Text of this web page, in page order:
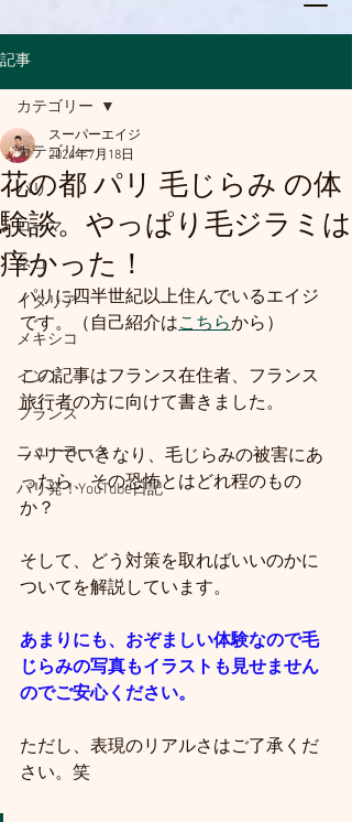
記事
カテゴリー
パリ
ローマ
ネコ
イタリア
メキシコ
インド
フランス
ニューヨーク
パリ発！YouTube日記
カテゴリー
花の都 パリ 毛じらみ の体
験談。やっぱり毛ジラミは
痒かった！
スーパーエイジ
2024年7月18日
パリに四半世紀以上住んでいるエイジ
です。（自己紹介はこちらから）
この記事はフランス在住者、フランス
旅行者の方に向けて書きました。
パリでいきなり、毛じらみの被害にあ
ったら、その恐怖とはどれ程のもの
か？
そして、どう対策を取ればいいのかに
ついてを解説しています。
あまりにも、おぞましい体験なので毛
じらみの写真もイラストも見せません
のでご安心ください。
ただし、表現のリアルさはご了承くだ
さい。笑